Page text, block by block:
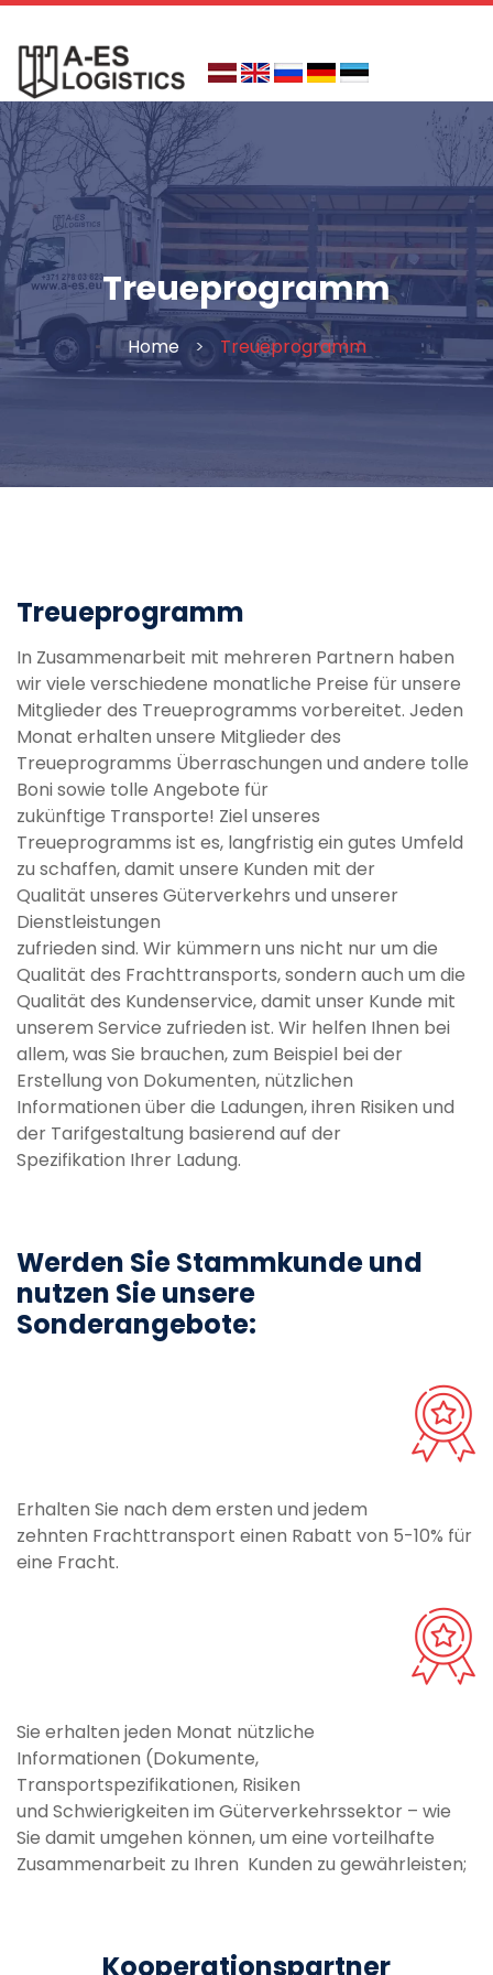
Skip
content
Treueprogramm
Home > Treueprogramm
Treueprogramm
In Zusammenarbeit mit mehreren Partnern haben
wir viele verschiedene monatliche Preise für unsere
Mitglieder des Treueprogramms vorbereitet. Jeden
Monat erhalten unsere Mitglieder des
Treueprogramms Überraschungen und andere tolle
Boni sowie tolle Angebote für
zukünftige Transporte! Ziel unseres
Treueprogramms ist es, langfristig ein gutes Umfeld
zu schaffen, damit unsere Kunden mit der
Qualität unseres Güterverkehrs und unserer
Dienstleistungen
zufrieden sind. Wir kümmern uns nicht nur um die
Qualität des Frachttransports, sondern auch um die
Qualität des Kundenservice, damit unser Kunde mit
unserem Service zufrieden ist. Wir helfen Ihnen bei
allem, was Sie brauchen, zum Beispiel bei der
Erstellung von Dokumenten, nützlichen
Informationen über die Ladungen, ihren Risiken und
der Tarifgestaltung basierend auf der
Spezifikation Ihrer Ladung.
Werden Sie Stammkunde und
nutzen Sie unsere
Sonderangebote:
Erhalten Sie nach dem ersten und jedem
zehnten Frachttransport einen Rabatt von 5-10% für
eine Fracht.
Sie erhalten jeden Monat nützliche
Informationen (Dokumente,
Transportspezifikationen, Risiken
und Schwierigkeiten im Güterverkehrssektor – wie
Sie damit umgehen können, um eine vorteilhafte
Zusammenarbeit zu Ihren Kunden zu gewährleisten;
Kooperationspartner